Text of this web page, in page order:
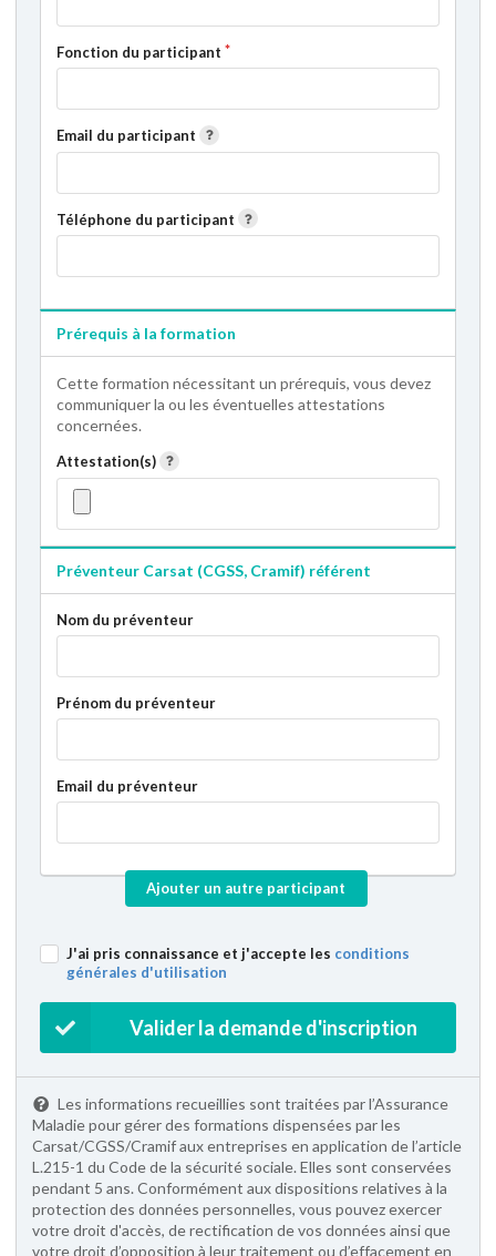
Fonction du participant
Email du participant
Téléphone du participant
Prérequis à la formation
Cette formation nécessitant un prérequis, vous devez
communiquer la ou les éventuelles attestations
concernées.
Attestation(s)
Préventeur Carsat (CGSS, Cramif) référent
Nom du préventeur
Prénom du préventeur
Email du préventeur
Ajouter un autre participant
J'ai pris connaissance et j'accepte les conditions
générales d'utilisation
Valider la demande d'inscription
Les informations recueillies sont traitées par l’Assurance
Maladie pour gérer des formations dispensées par les
Carsat/CGSS/Cramif aux entreprises en application de l’article
L.215-1 du Code de la sécurité sociale. Elles sont conservées
pendant 5 ans. Conformément aux dispositions relatives à la
protection des données personnelles, vous pouvez exercer
votre droit d'accès, de rectification de vos données ainsi que
votre droit d’opposition à leur traitement ou d’effacement en